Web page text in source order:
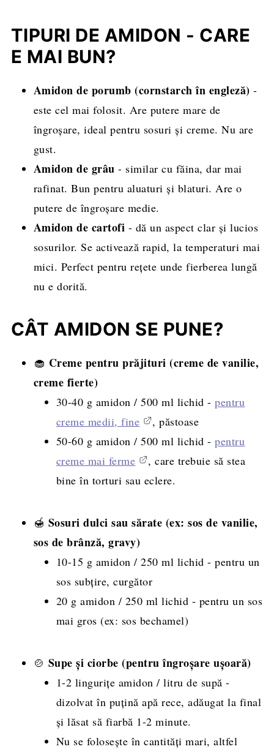
TIPURI DE AMIDON - CARE
E MAI BUN?
Amidon de porumb (cornstarch în engleză) -
este cel mai folosit. Are putere mare de
îngroșare, ideal pentru sosuri și creme. Nu are
gust.
Amidon de grâu - similar cu făina, dar mai
rafinat. Bun pentru aluaturi și blaturi. Are o
putere de îngroșare medie.
Amidon de cartofi - dă un aspect clar și lucios
sosurilor. Se activează rapid, la temperaturi mai
mici. Perfect pentru rețete unde fierberea lungă
nu e dorită.
CÂT AMIDON SE PUNE?
🧁 Creme pentru prăjituri (creme de vanilie,
creme fierte)
30-40 g amidon / 500 ml lichid -pentru
creme medii, fine
, păstoase
50-60 g amidon / 500 ml lichid -pentru
creme mai ferme
, care trebuie să stea
bine în torturi sau eclere.
🍯 Sosuri dulci sau sărate (ex: sos de vanilie,
sos de brânză, gravy)
10-15 g amidon / 250 ml lichid - pentru un
sos subțire, curgător
20 g amidon / 250 ml lichid - pentru un sos
mai gros (ex: sos bechamel)
🍲 Supe și ciorbe (pentru îngroșare ușoară)
1-2 lingurițe amidon / litru de supă -
dizolvat în puțină apă rece, adăugat la final
și lăsat să fiarbă 1-2 minute.
Nu se folosește în cantități mari, altfel